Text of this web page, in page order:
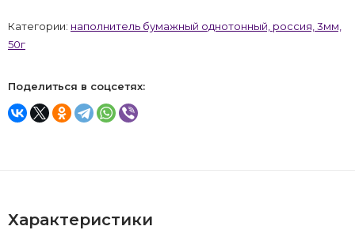
Категории: наполнитель бумажный однотонный, россия, 3мм,
50г
Поделиться в соцсетях:
Характеристики